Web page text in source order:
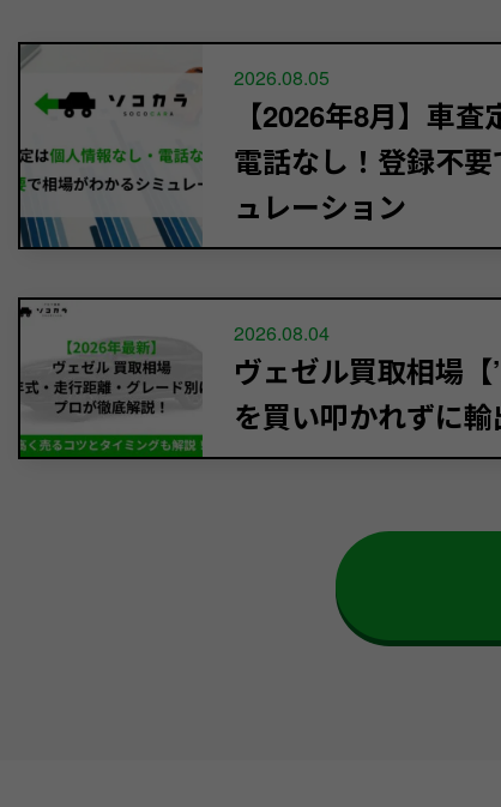
2026.08.05
【2026年8月】車
電話なし！登録不
ュレーション
2026.08.04
ヴェゼル買取相場【
を買い叩かれずに